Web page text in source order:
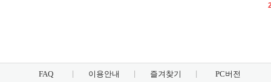
FAQ 이용안내 즐겨찾기 PC버전